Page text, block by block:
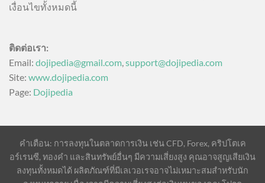
เงื่อนไขทั้งหมดนี้
ติดต่อเรา:
Email: dojipedia@gmail.com,support@dojipedia.com
Site: www.dojipedia.com
Page: Dojipedia
คำเตือน: การลงทุนในตลาดการเงิน เช่น CFD, Forex, คริปโตเค
อร์เรนซี, ทองคำ และสินทรัพย์อื่นๆ มีความเสี่ยงสูง คุณอาจสูญเสียเงิน
ลงทุนทั้งหมดได้ ผลิตภัณฑ์ที่มีเลเวอเรจอาจไม่เหมาะสมสำหรับนัก